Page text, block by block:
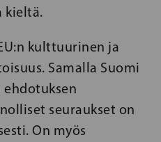
kieltä.
kulttuurinen ja
Samalla Suomi
ehdotuksen
seuraukset on
On myös